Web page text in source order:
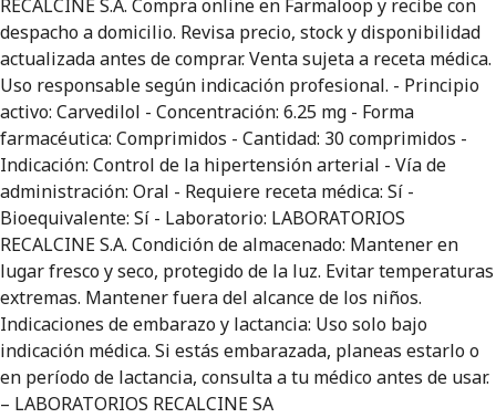
RECALCINE S.A. Compra online en Farmaloop y recibe con
despacho a domicilio. Revisa precio, stock y disponibilidad
actualizada antes de comprar. Venta sujeta a receta médica.
Uso responsable según indicación profesional. - Principio
activo: Carvedilol - Concentración: 6.25 mg - Forma
farmacéutica: Comprimidos - Cantidad: 30 comprimidos -
Indicación: Control de la hipertensión arterial - Vía de
administración: Oral - Requiere receta médica: Sí -
Bioequivalente: Sí - Laboratorio: LABORATORIOS
RECALCINE S.A. Condición de almacenado: Mantener en
lugar fresco y seco, protegido de la luz. Evitar temperaturas
extremas. Mantener fuera del alcance de los niños.
Indicaciones de embarazo y lactancia: Uso solo bajo
indicación médica. Si estás embarazada, planeas estarlo o
en período de lactancia, consulta a tu médico antes de usar.
– LABORATORIOS RECALCINE SA